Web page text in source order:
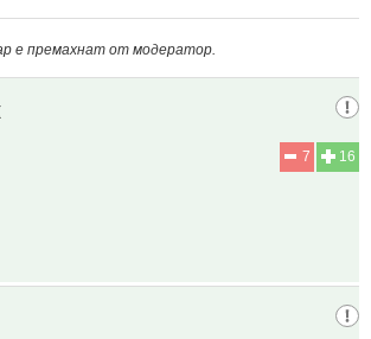
е премахнат от модератор.
16
7